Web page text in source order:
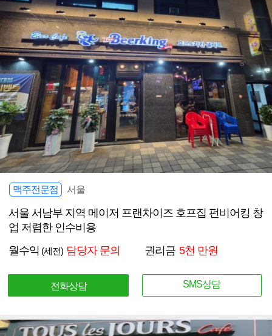
맥주전문점 서울
서울 서남부 지역 메이저 프랜차이즈 호프집 펀비어킹 창
업 저렴한 인수비용
월수익 (세전) 담당자 문의 권리금 5천 만원
전화상담 SMS상담